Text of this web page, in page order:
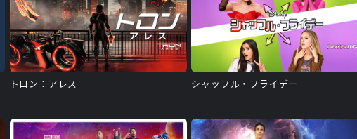
トロン：アレス シャッフル・フライデー